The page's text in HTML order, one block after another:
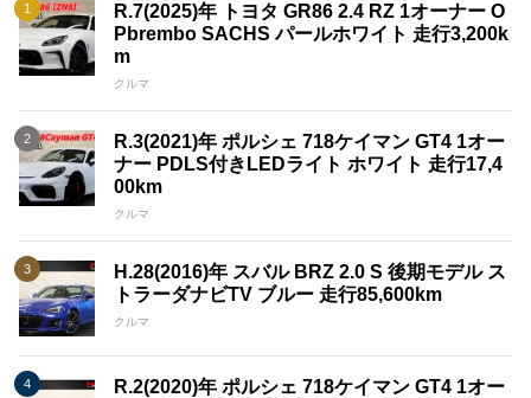
R.7(2025)年 トヨタ GR86 2.4 RZ 1オーナー O
Pbrembo SACHS パールホワイト 走行3,200k
m
クルマ
R.3(2021)年 ポルシェ 718ケイマン GT4 1オー
ナー PDLS付きLEDライト ホワイト 走行17,4
00km
クルマ
H.28(2016)年 スバル BRZ 2.0 S 後期モデル ス
トラーダナビTV ブルー 走行85,600km
クルマ
R.2(2020)年 ポルシェ 718ケイマン GT4 1オー